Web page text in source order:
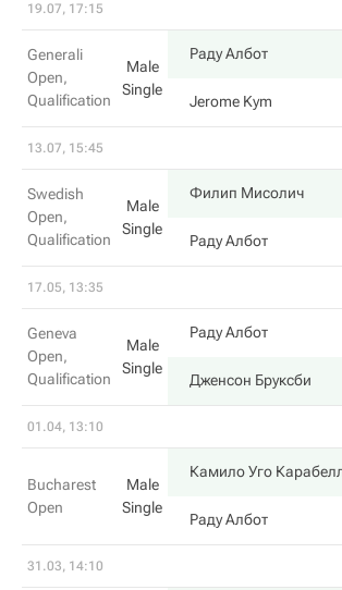
19.07, 17:15
Generali
Open,
Qualification
Male
Single
Раду Албот
Jerome Kym
13.07, 15:45
Swedish
Open,
Qualification
Male
Single
Филип Мисолич
Раду Албот
17.05, 13:35
Geneva
Open,
Qualification
Male
Single
Раду Албот
Дженсон Бруксби
01.04, 13:10
Bucharest
Open
Male
Single
Камило Уго
Раду Албот
31.03, 14:10